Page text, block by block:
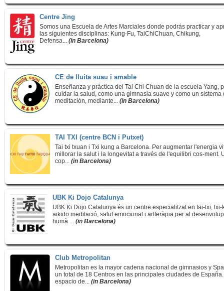
Centre Jing
Somos una Escuela de Artes Marciales donde podrás practicar y
las siguientes disciplinas: Kung-Fu, TaiChiChuan, Chikung,
Defensa... (in Barcelona)
CE de lluita suau i amable
Enseñanza y práctica del Tai Chi Chuan de la escuela Yang,
cuidar la salud, como una gimnasia suave y como un sistema
meditación, mediante... (in Barcelona)
TAI TXI (centre BCN i Putxet)
Tai txi txuan i Txi kung a Barcelona. Per augmentar l'energia
millorar la salut i la longevitat a través de l'equilibri cos-ment.
cop... (in Barcelona)
UBK Ki Dojo Catalunya
UBK Ki Dojo Catalunya és un centre especialitzat en tai-txi, txi-
aikido meditació, salut emocional i artteràpia per al
humà.... (in Barcelona)
Club Metropolitan
Metropolitan es la mayor cadena nacional de gimnasios y
un total de 18 Centros en las principales ciudades de
espacio de... (in Barcelona)